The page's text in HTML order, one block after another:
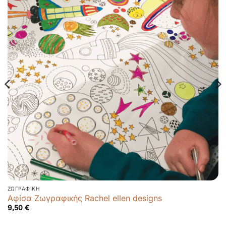
ΖΩΓΡΑΦΙΚΉ
Αφίσα Ζωγραφικής Rachel ellen designs
9,50 €